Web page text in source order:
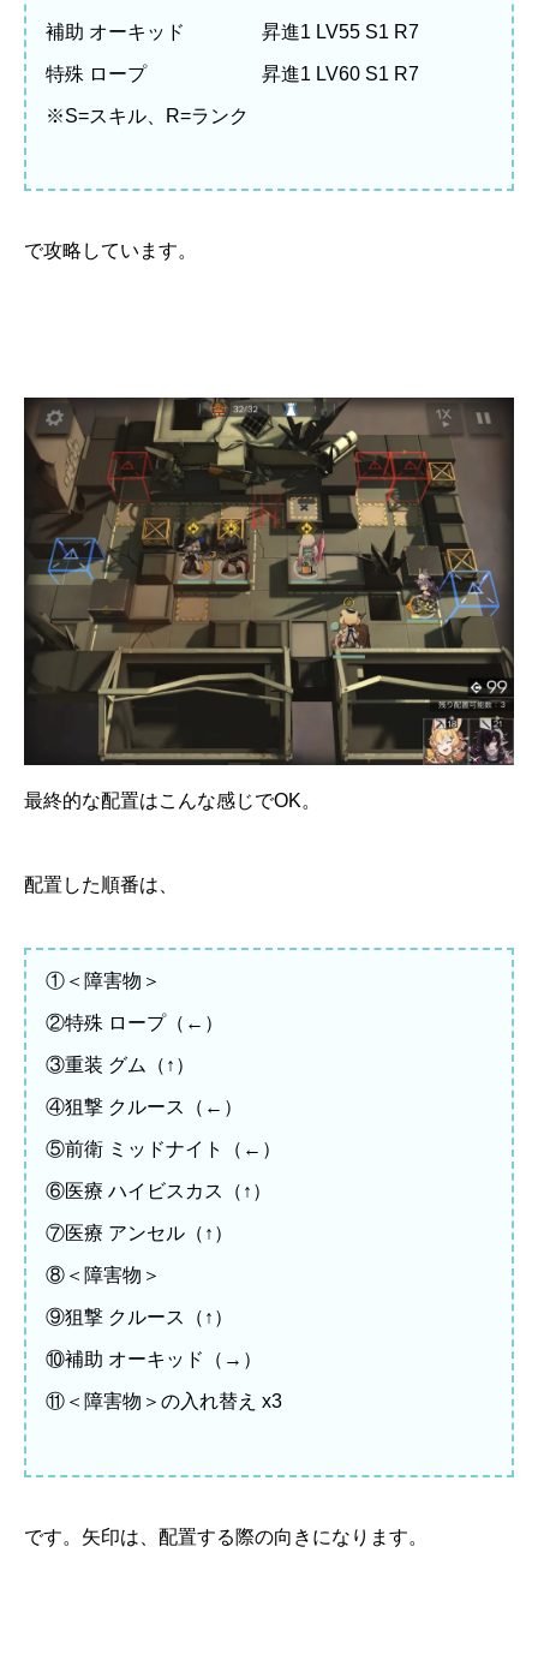
補助 オーキッド 昇進1 LV55 S1 R7
特殊 ロープ 昇進1 LV60 S1 R7
※S=スキル、R=ランク
で攻略しています。
最終的な配置はこんな感じでOK。
配置した順番は、
①＜障害物＞
②特殊 ロープ（←）
③重装 グム（↑）
④狙撃 クルース（←）
⑤前衛 ミッドナイト（←）
⑥医療 ハイビスカス（↑）
⑦医療 アンセル（↑）
⑧＜障害物＞
⑨狙撃 クルース（↑）
⑩補助 オーキッド（→）
⑪＜障害物＞の入れ替え x3
です。矢印は、配置する際の向きになります。